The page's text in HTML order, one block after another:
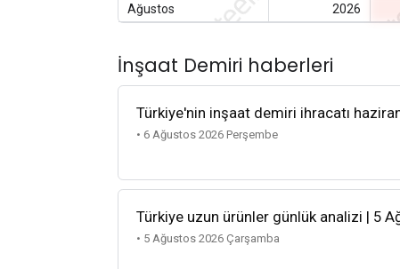
Ağustos
2026
İnşaat Demiri haberleri
Türkiye'nin inşaat demiri ihracatı
• 6 Ağustos 2026 Perşembe
Türkiye uzun ürünler günlük analizi | 5
• 5 Ağustos 2026 Çarşamba